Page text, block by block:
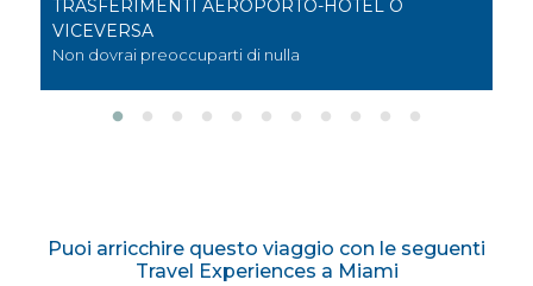
HOTEL O Eventi sportivi
Puoi arricchire questo viaggio con le seguenti
Travel Experiences a Miami